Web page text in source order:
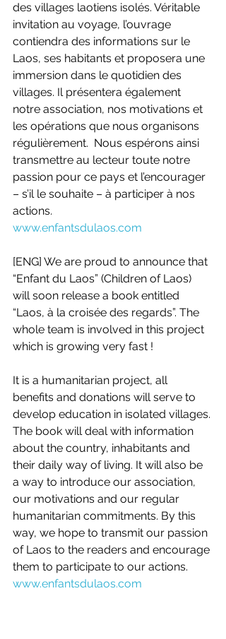
des villages laotiens isolés. Véritable
invitation au voyage, l’ouvrage
contiendra des informations sur le
Laos, ses habitants et proposera une
immersion dans le quotidien des
villages. Il présentera également
notre association, nos motivations et
les opérations que nous organisons
régulièrement.  Nous espérons ainsi
transmettre au lecteur toute notre
passion pour ce pays et l’encourager
– s’il le souhaite – à participer à nos
actions.
www.enfantsdulaos.com
[ENG] We are proud to announce that
“Enfant du Laos” (Children of Laos)
will soon release a book entitled
“Laos, à la croisée des regards”. The
whole team is involved in this project
which is growing very fast !
It is a humanitarian project, all
benefits and donations will serve to
develop education in isolated villages.
The book will deal with information
about the country, inhabitants and
their daily way of living. It will also be
a way to introduce our association,
our motivations and our regular
humanitarian commitments. By this
way, we hope to transmit our passion
of Laos to the readers and encourage
them to participate to our actions.
www.enfantsdulaos.com